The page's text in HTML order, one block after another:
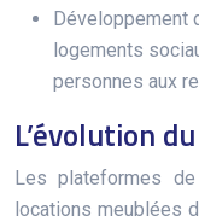
Développement
logements
personnes aux
L’évolution
Les plateformes
locations meublées